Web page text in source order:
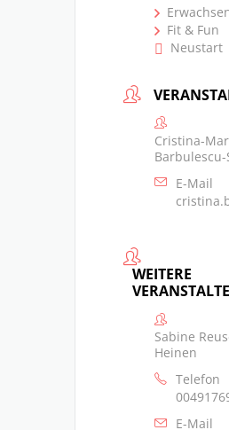
Fit & Fun
Neustart
Cristina-
Barbulescu-
E-Mail
WEITERE
Sabine
Heinen
Telefon
E-Mail